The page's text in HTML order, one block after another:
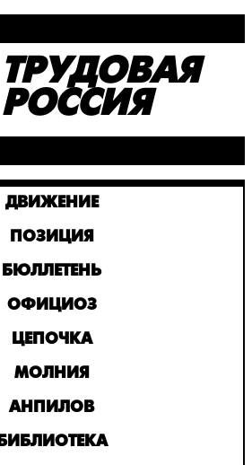
ТРУДОВАЯ
РОССИЯ
ДВИЖЕНИЕ
ПОЗИЦИЯ
БЮЛЛЕТЕНЬ
ОФИЦИОЗ
ЦЕПОЧКА
МОЛНИЯ
АНПИЛОВ
БИБЛИОТЕКА